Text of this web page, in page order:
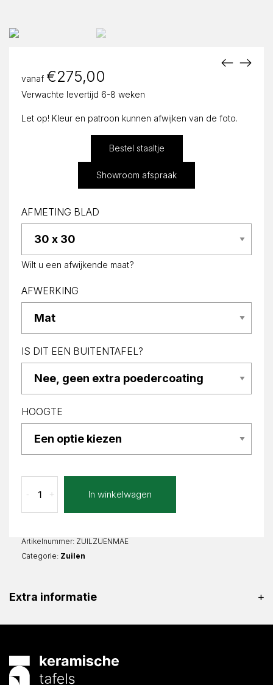
vanaf €275,00
Verwachte levertijd 6-8 weken
Let op! Kleur en patroon kunnen afwijken van de foto.
Bestel staaltje
Showroom afspraak
AFMETING BLAD
Wilt u een afwijkende maat?
AFWERKING
IS DIT EEN BUITENTAFEL?
HOOGTE
Extra
Zuil
Vierkant
aantal
+
- In winkelwagen
Artikelnummer: ZUILZUENMAE
Categorie: Zuilen
Extra informatie